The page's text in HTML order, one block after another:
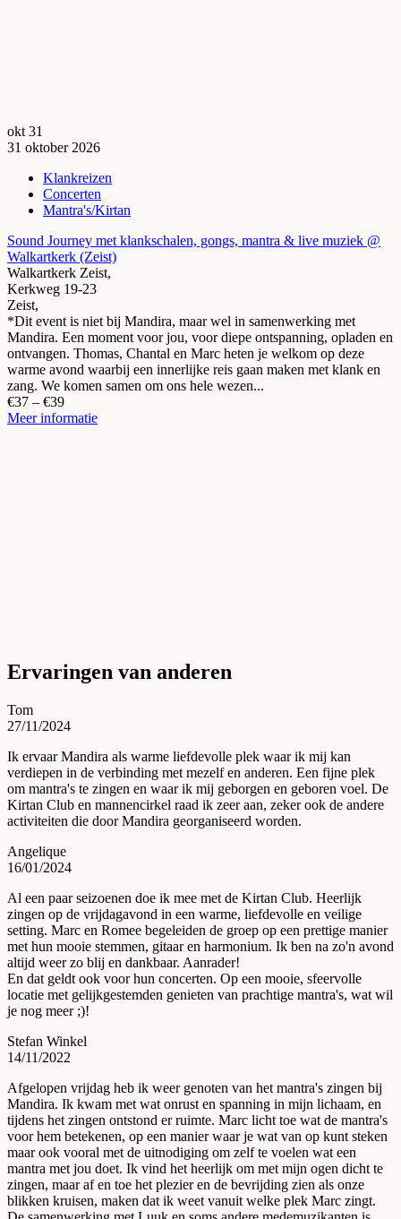
okt 31
31 oktober 2026
Klankreizen
Concerten
Mantra's/Kirtan
Sound Journey met klankschalen, gongs, mantra & live muziek @
Walkartkerk (Zeist)
Walkartkerk Zeist,
Kerkweg 19-23
Zeist,
*Dit event is niet bij Mandira, maar wel in samenwerking met
Mandira. Een moment voor jou, voor diepe ontspanning, opladen en
ontvangen. Thomas, Chantal en Marc heten je welkom op deze
warme avond waarbij een innerlijke reis gaan maken met klank en
zang. We komen samen om ons hele wezen...
€37 – €39
Meer informatie
Ervaringen van anderen
Tom
27/11/2024
Ik ervaar Mandira als warme liefdevolle plek waar ik mij kan
verdiepen in de verbinding met mezelf en anderen. Een fijne plek
om mantra's te zingen en waar ik mij geborgen en geboren voel. De
Kirtan Club en mannencirkel raad ik zeer aan, zeker ook de andere
activiteiten die door Mandira georganiseerd worden.
Angelique
16/01/2024
Al een paar seizoenen doe ik mee met de Kirtan Club. Heerlijk
zingen op de vrijdagavond in een warme, liefdevolle en veilige
setting. Marc en Romee begeleiden de groep op een prettige manier
met hun mooie stemmen, gitaar en harmonium. Ik ben na zo'n avond
altijd weer zo blij en dankbaar. Aanrader!
En dat geldt ook voor hun concerten. Op een mooie, sfeervolle
locatie met gelijkgestemden genieten van prachtige mantra's, wat wil
je nog meer ;)!
Stefan Winkel
14/11/2022
Afgelopen vrijdag heb ik weer genoten van het mantra's zingen bij
Mandira. Ik kwam met wat onrust en spanning in mijn lichaam, en
tijdens het zingen ontstond er ruimte. Marc licht toe wat de mantra's
voor hem betekenen, op een manier waar je wat van op kunt steken
maar ook vooral met de uitnodiging om zelf te voelen wat een
mantra met jou doet. Ik vind het heerlijk om met mijn ogen dicht te
zingen, maar af en toe het plezier en de bevrijding zien als onze
blikken kruisen, maken dat ik weet vanuit welke plek Marc zingt.